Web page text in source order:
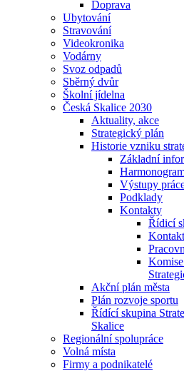
Doprava
Ubytování
Stravování
Videokronika
Vodárny
Svoz odpadů
Sběrný dvůr
Školní jídelna
Česká Skalice 2030
Aktuality, akce
Strategický plán
Historie vzniku
Základní
Výstupy
Podklady
Kontakty
Řídicí
Akční plán města
Plán rozvoje sportu
Řídící skupina
Skalice
Regionální spolupráce
Volná místa
Firmy a podnikatelé